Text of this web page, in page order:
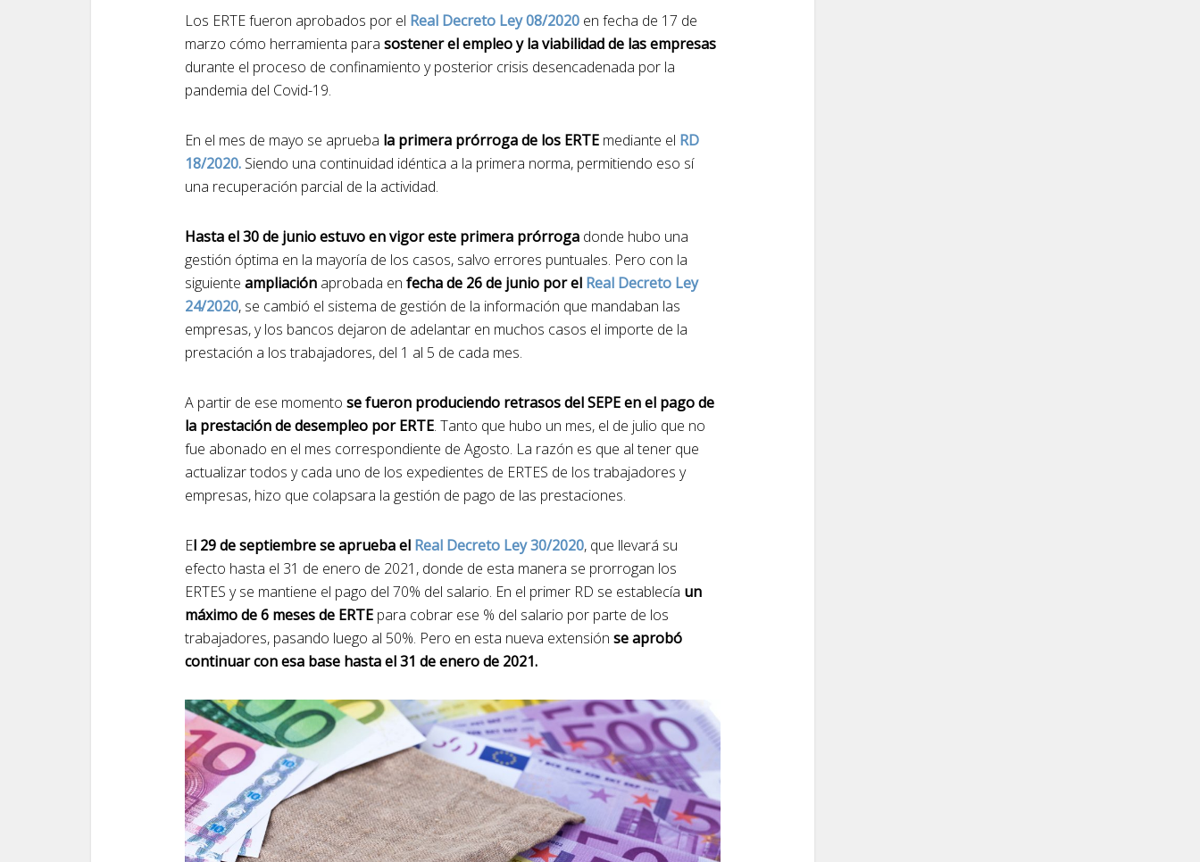
Los ERTE fueron aprobados por el Real Decreto Ley 08/2020 en fecha de 17 de
marzo cómo herramienta para sostener el empleo y la viabilidad de las empresas
durante el proceso de confinamiento y posterior crisis desencadenada por la
pandemia del Covid-19.
En el mes de mayo se aprueba la primera prórroga de los ERTE mediante el RD
18/2020. Siendo una continuidad idéntica a la primera norma, permitiendo eso sí
una recuperación parcial de la actividad.
Hasta el 30 de junio estuvo en vigor este primera prórroga donde hubo una
gestión óptima en la mayoría de los casos, salvo errores puntuales. Pero con la
siguiente ampliación aprobada en fecha de 26 de junio por el Real Decreto Ley
24/2020, se cambió el sistema de gestión de la información que mandaban las
empresas, y los bancos dejaron de adelantar en muchos casos el importe de la
prestación a los trabajadores, del 1 al 5 de cada mes.
A partir de ese momento se fueron produciendo retrasos del SEPE en el pago de
la prestación de desempleo por ERTE. Tanto que hubo un mes, el de julio que no
fue abonado en el mes correspondiente de Agosto. La razón es que al tener que
actualizar todos y cada uno de los expedientes de ERTES de los trabajadores y
empresas, hizo que colapsara la gestión de pago de las prestaciones.
El 29 de septiembre se aprueba el Real Decreto Ley 30/2020, que llevará su
efecto hasta el 31 de enero de 2021, donde de esta manera se prorrogan los
ERTES y se mantiene el pago del 70% del salario. En el primer RD se establecía un
máximo de 6 meses de ERTE para cobrar ese % del salario por parte de los
trabajadores, pasando luego al 50%. Pero en esta nueva extensión se aprobó
continuar con esa base hasta el 31 de enero de 2021.